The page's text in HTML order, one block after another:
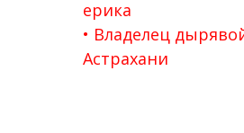
ерика
Владелец
Астрахани